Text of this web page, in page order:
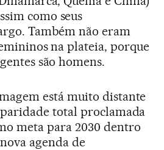
como seus
Também não eram
na plateia, porque
são homens.
está muito distante
total proclamada
meta para 2030 dentro
agenda de